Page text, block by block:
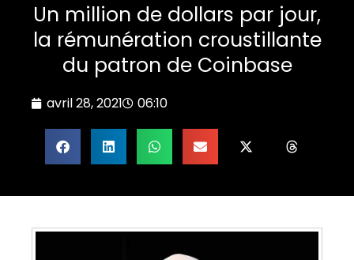
Un million de dollars par jour,
la rémunération croustillante
du patron de Coinbase
avril 28, 2021 06:10